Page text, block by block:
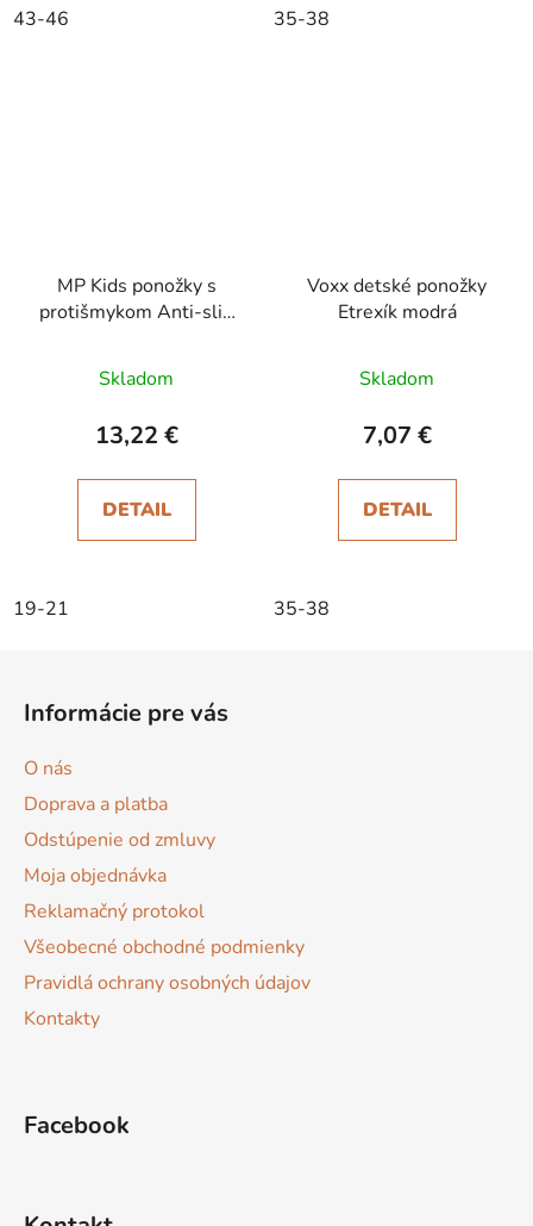
43-46 35-38
MP Kids ponožky s
protišmykom Anti-slip
Skladom
13,22 €
DETAIL
19-21
Voxx detské ponožky
Etrexík modrá
Skladom
7,07 €
DETAIL
35-38
Informácie pre vás
O nás
Doprava a platba
Odstúpenie od zmluvy
Moja objednávka
Reklamačný protokol
Všeobecné obchodné podmienky
Pravidlá ochrany osobných údajov
Kontakty
Facebook